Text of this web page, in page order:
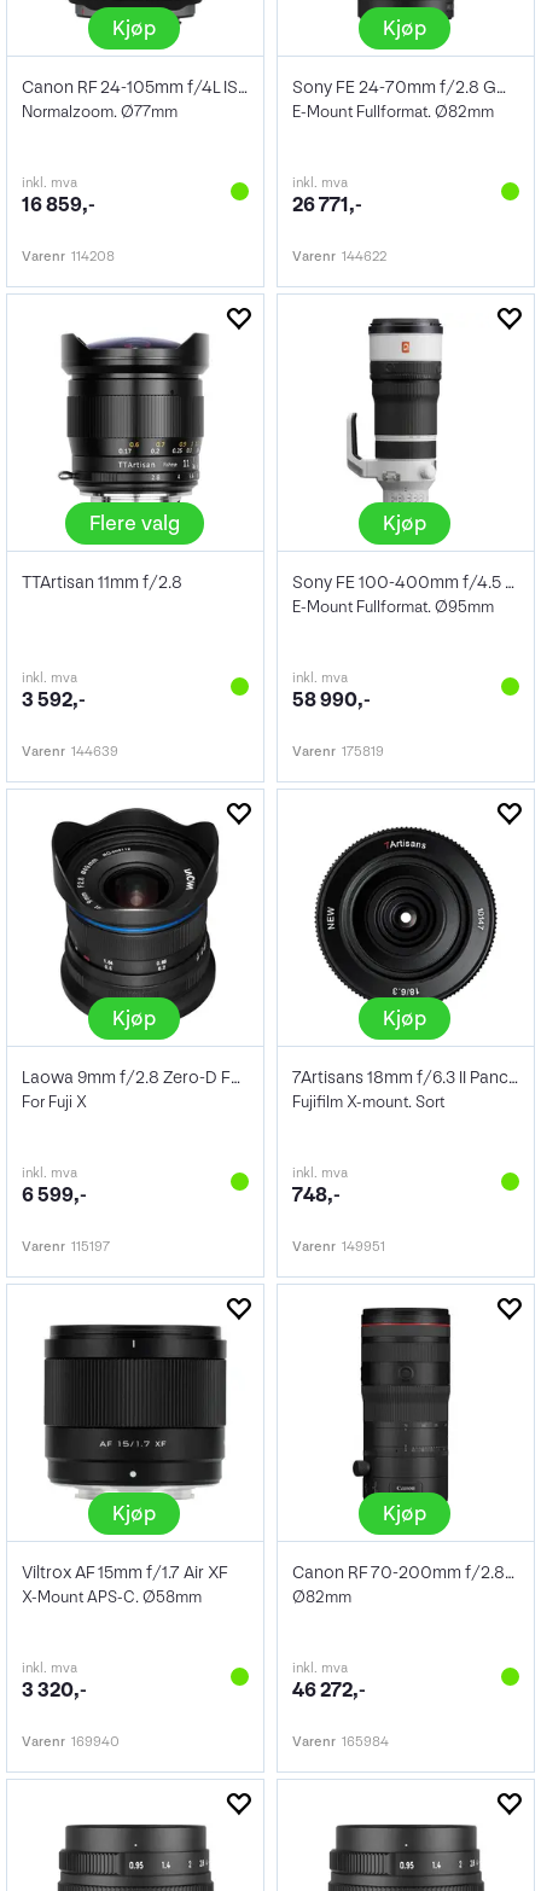
Kjøp
Canon RF 24-105mm f/4L IS USM
Normalzoom. Ø77mm
inkl. mva
16 859,-
Varenr 114208
Kjøp
Sony FE 24-70mm f/2.8 GM II
E-Mount Fullformat. Ø82mm
inkl. mva
26 771,-
Varenr 144622
Flere valg
TTArtisan 11mm f/2.8
inkl. mva
3 592,-
Varenr 144639
Kjøp
Sony FE 100-400mm f/4.5 GM OSS
E-Mount Fullformat. Ø95mm
inkl. mva
58 990,-
Varenr 175819
Kjøp
Laowa 9mm f/2.8 Zero-D For Fuji X
For Fuji X
inkl. mva
6 599,-
Varenr 115197
Kjøp
7Artisans 18mm f/6.3 II Pancake
Fujifilm X-mount. Sort
inkl. mva
748,-
Varenr 149951
Kjøp
Viltrox AF 15mm f/1.7 Air XF
X-Mount APS-C. Ø58mm
inkl. mva
3 320,-
Varenr 169940
Kjøp
Canon RF 70-200mm f/2.8L IS USM Z Black
Ø82mm
inkl. mva
46 272,-
Varenr 165984